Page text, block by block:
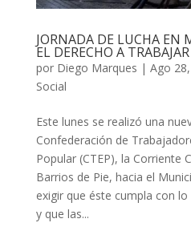
JORNADA DE LUCHA EN
EL DERECHO A TRABAJAR
por Diego Marques | Ago
Social
Este lunes se realizó una
Confederación de
Popular (CTEP), la Corriente
Barrios de Pie, hacia el
exigir que éste cumpla con
y que las...